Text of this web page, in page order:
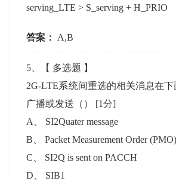
serving_LTE > S_serving + H_PRIO
答案： A,B
5 、【 多选题 】
2G-LTE系统间重选的相关消息在
广播或发送（） [1分]
A
SI2Quater message
B 、Packet Measurement Order (PMO)
C
SI2Q is sent on PACCH
D
SIB1